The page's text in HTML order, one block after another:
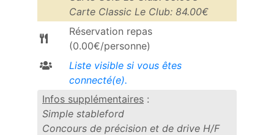
Carte Classic Le Club: 84.00€
Réservation repas
(0.00€/personne)
Liste visible si vous êtes
connecté(e).
Infos supplémentaires :
Simple stableford
Concours de précision et de drive H/F